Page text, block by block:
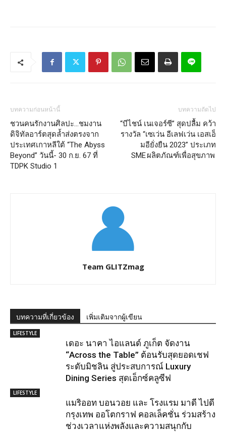
บทความก่อนหน้านี้
ชวนคนรักงานศิลปะ…ชมงาน
ดิจิทัลอาร์ตสุดล้ำส่งตรงจาก
ประเทศเกาหลีใต้ “The Abyss
Beyond” วันนี้- 30 ก.ย. 67 ที่
TDPK Studio 1
บทความถัดไป
“บีไชน์ เนเจอร์ซี” สุดปลื้ม คว้า
รางวัล “เซเว่น อีเลฟเว่น เอสเอ็
มอียั่งยืน 2023” ประเภท
SME ผลิตภัณฑ์เพื่อสุขภาพ
Team GLITZmag
บทความที่เกี่ยวข้อง เพิ่มเติมจากผู้เขียน
LIFESTYLE
เดอะ นาคา ไอแลนด์ ภูเก็ต จัดงาน
“Across the Table” ต้อนรับสุดยอดเชฟ
ระดับมิชลิน สู่ประสบการณ์ Luxury
Dining Series สุดเอ็กซ์คลูซีฟ
LIFESTYLE
แมริออท บอนวอย และ โรงแรม มาดี ไปดี
กรุงเทพ ออโตกราฟ คอลเล็คชั่น ร่วมสร้าง
ช่วงเวลาแห่งพลังและความสนุกกับ